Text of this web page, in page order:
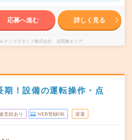
応募へ進む 詳しく見る
テンプスタッフ株式会社 北関東エリア
期！設備の運転操作・点
支給あり WEB登録OK 派遣